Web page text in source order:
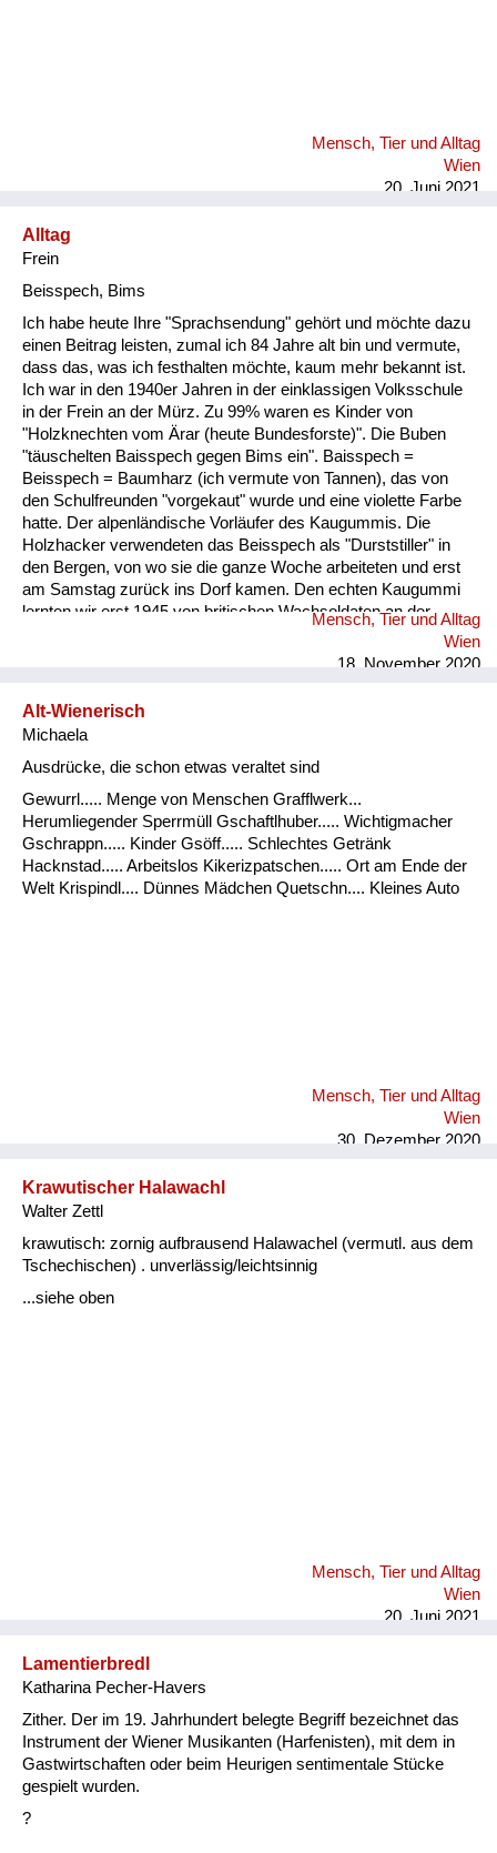
Mensch, Tier und Alltag
Wien
20. Juni 2021
Alltag
Frein
Beisspech, Bims
Ich habe heute Ihre "Sprachsendung" gehört und möchte dazu
einen Beitrag leisten, zumal ich 84 Jahre alt bin und vermute,
dass das, was ich festhalten möchte, kaum mehr bekannt ist.
Ich war in den 1940er Jahren in der einklassigen Volksschule
in der Frein an der Mürz. Zu 99% waren es Kinder von
"Holzknechten vom Ärar (heute Bundesforste)". Die Buben
"täuschelten Baisspech gegen Bims ein". Baisspech =
Beisspech = Baumharz (ich vermute von Tannen), das von
den Schulfreunden "vorgekaut" wurde und eine violette Farbe
hatte. Der alpenländische Vorläufer des Kaugummis. Die
Holzhacker verwendeten das Beisspech als "Durststiller" in
den Bergen, von wo sie die ganze Woche arbeiteten und erst
am Samstag zurück ins Dorf kamen. Den echten Kaugummi
lernten wir erst 1945 von britischen Wachsoldaten an der
Grenze derBritischen Besatzungszone ihren Dienst versahen,
kennen. Hin und wieder bekamen wir von ihnen solchen
Lahnsattel. ...
Mensch, Tier und Alltag
Wien
18. November 2020
Alt-Wienerisch
Michaela
Ausdrücke, die schon etwas veraltet sind
Gewurrl..... Menge von Menschen Grafflwerk...
Herumliegender Sperrmüll Gschaftlhuber..... Wichtigmacher
Gschrappn..... Kinder Gsöff..... Schlechtes Getränk
Hacknstad..... Arbeitslos Kikerizpatschen..... Ort am Ende der
Welt Krispindl.... Dünnes Mädchen Quetschn.... Kleines Auto
Mensch, Tier und Alltag
Wien
30. Dezember 2020
Krawutischer Halawachl
Walter Zettl
krawutisch: zornig aufbrausend Halawachel (vermutl. aus dem
Tschechischen) . unverlässig/leichtsinnig
...siehe oben
Mensch, Tier und Alltag
Wien
20. Juni 2021
Lamentierbredl
Katharina Pecher-Havers
Zither. Der im 19. Jahrhundert belegte Begriff bezeichnet das
Instrument der Wiener Musikanten (Harfenisten), mit dem in
Gastwirtschaften oder beim Heurigen sentimentale Stücke
gespielt wurden.
?